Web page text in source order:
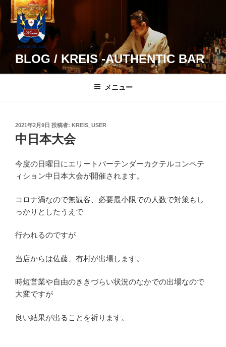
コ
BLOG / KREIS -AUTHENTIC BAR
メニュー
投
日:
2021年2月9日 投稿者: KREIS_USER
中日本大会
今度の日曜日にエリートバーテンダーカクテルコンペテ
ィション中日本大会が開催されます。
コロナ渦なので無観客、必要最小限での人数で対策もし
っかりとしたうえで
行われるのですが
当店からは佐藤、有村が出場します。
時短営業や自由のききづらい状況のなかでの出場なので
大変ですが
良い結果が出ることを祈ります。